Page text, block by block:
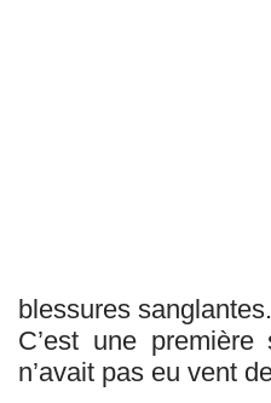
blessures sanglantes.
C’est une
n’avait pas eu vent